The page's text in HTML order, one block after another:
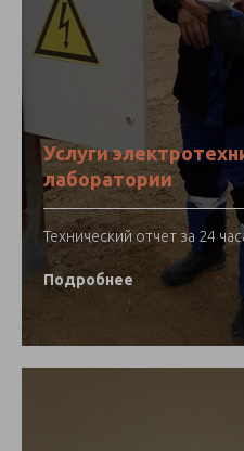
Услуги
лаборатории
Технический отчет за 24
Подробнее